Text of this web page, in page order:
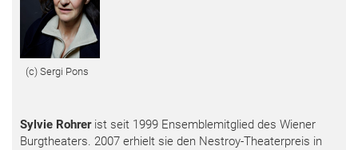
(c) Sergi Pons
Sylvie Rohrer ist seit 1999 Ensemblemitglied des Wiener
Burgtheaters. 2007 erhielt sie den Nestroy-Theaterpreis in